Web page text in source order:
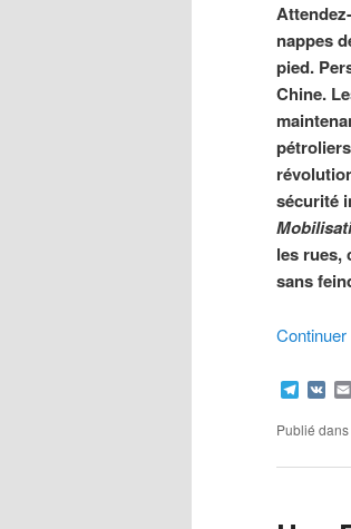
nappes
pied.
Chine.
sécurité
les rues,
sans
VK
Publié dans